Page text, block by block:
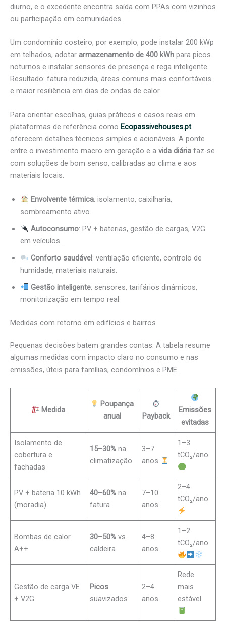
diurno, e o excedente encontra saída com PPAs com vizinhos
ou participação em comunidades.
Um condomínio costeiro, por exemplo, pode instalar 200 kWp
em telhados, adotar armazenamento de 400 kWh para picos
noturnos e instalar sensores de presença e rega inteligente.
Resultado: fatura reduzida, áreas comuns mais confortáveis
e maior resiliência em dias de ondas de calor.
Para orientar escolhas, guias práticos e casos reais em
plataformas de referência como Ecopassivehouses.pt
oferecem detalhes técnicos simples e acionáveis. A ponte
entre o investimento macro em geração e a vida diária faz-se
com soluções de bom senso, calibradas ao clima e aos
materiais locais.
Envolvente térmica: isolamento, caixilharia,
sombreamento ativo.
Autoconsumo: PV + baterias, gestão de cargas, V2G
em veículos.
Conforto saudável: ventilação eficiente, controlo de
humidade, materiais naturais.
Gestão inteligente: sensores, tarifários dinâmicos,
monitorização em tempo real.
Medidas com retorno em edifícios e bairros
Pequenas decisões batem grandes contas. A tabela resume
algumas medidas com impacto claro no consumo e nas
emissões, úteis para famílias, condomínios e PME.
Medida
Poupança
anual
Payback
Emissões
evitadas
Isolamento de
cobertura e
fachadas
15–30% na
climatização
3–7
anos
1–3
tCO₂/ano
PV + bateria 10 kWh
(moradia)
40–60% na
fatura
7–10
anos
2–4
tCO₂/ano
Bombas de calor
A++
30–50% vs.
caldeira
4–8
anos
1–2
tCO₂/ano
Gestão de carga VE
+ V2G
Picos
suavizados
2–4
anos
Rede
mais
estável